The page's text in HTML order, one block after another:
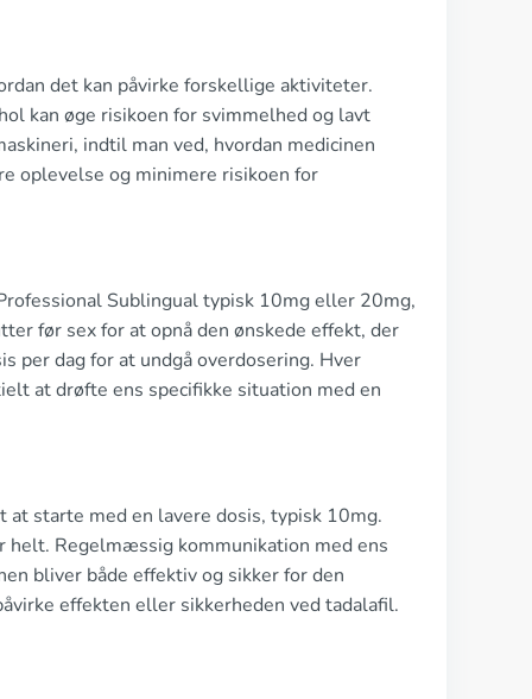
det kan påvirke forskellige aktiviteter.
kan øge risikoen for svimmelhed og lavt
indtil man ved, hvordan medicinen
oplevelse og minimere risikoen for
Sublingual typisk 10mg eller 20mg,
før sex for at opnå den ønskede effekt, der
per dag for at undgå overdosering. Hver
at drøfte ens specifikke situation med en
starte med en lavere dosis, typisk 10mg.
helt. Regelmæssig kommunikation med ens
bliver både effektiv og sikker for den
effekten eller sikkerheden ved tadalafil.